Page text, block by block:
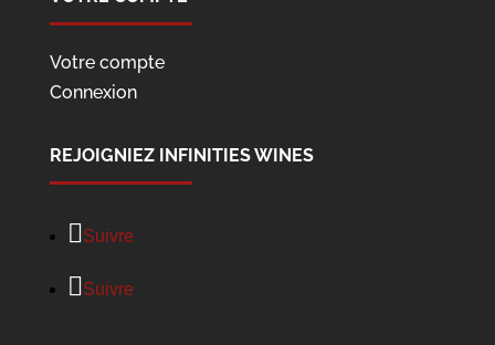
Votre compte
Connexion
REJOIGNIEZ INFINITIES WINES
Suivre
Suivre